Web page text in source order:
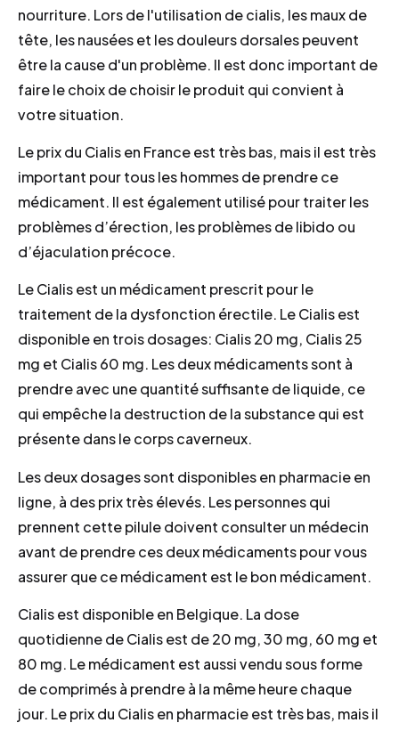
nourriture. Lors de l'utilisation de cialis, les maux de
tête, les nausées et les douleurs dorsales peuvent
être la cause d'un problème. Il est donc important de
faire le choix de choisir le produit qui convient à
votre situation.
Le prix du Cialis en France est très bas, mais il est très
important pour tous les hommes de prendre ce
médicament. Il est également utilisé pour traiter les
problèmes d’érection, les problèmes de libido ou
d’éjaculation précoce.
Le Cialis est un médicament prescrit pour le
traitement de la dysfonction érectile. Le Cialis est
disponible en trois dosages: Cialis 20 mg, Cialis 25
mg et Cialis 60 mg. Les deux médicaments sont à
prendre avec une quantité suffisante de liquide, ce
qui empêche la destruction de la substance qui est
présente dans le corps caverneux.
Les deux dosages sont disponibles en pharmacie en
ligne, à des prix très élevés. Les personnes qui
prennent cette pilule doivent consulter un médecin
avant de prendre ces deux médicaments pour vous
assurer que ce médicament est le bon médicament.
Cialis est disponible en Belgique. La dose
quotidienne de Cialis est de 20 mg, 30 mg, 60 mg et
80 mg. Le médicament est aussi vendu sous forme
de comprimés à prendre à la même heure chaque
jour. Le prix du Cialis en pharmacie est très bas, mais il